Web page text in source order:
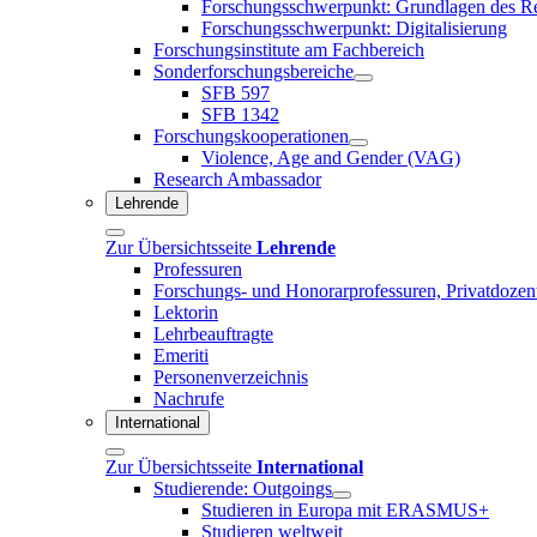
Forschungsschwerpunkt: Grundlagen des
Forschungsschwerpunkt: Digitalisierung
Forschungsinstitute am Fachbereich
Sonderforschungsbereiche
SFB 597
SFB 1342
Forschungskooperationen
Violence, Age and Gender (VAG)
Research Ambassador
Lehrende
Zur Übersichtsseite Lehrende
Professuren
Forschungs- und Honorarprofessuren,
Lektorin
Lehrbeauftragte
Emeriti
Personenverzeichnis
Nachrufe
International
Zur Übersichtsseite International
Studierende: Outgoings
Studieren in Europa mit ERASMUS+
Studieren weltweit